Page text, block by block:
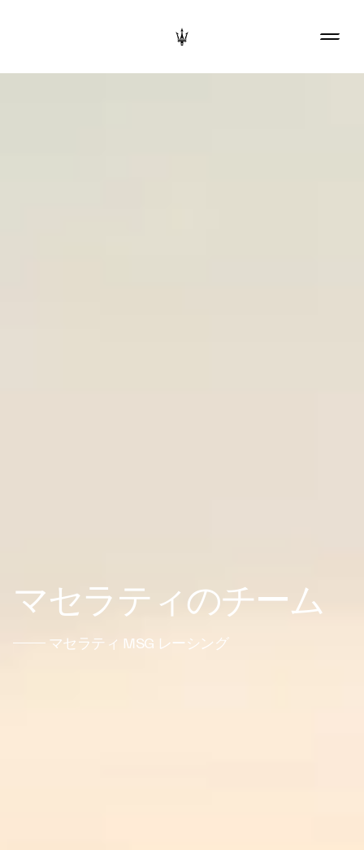
マセラティのチーム
マセラティ MSG レーシング